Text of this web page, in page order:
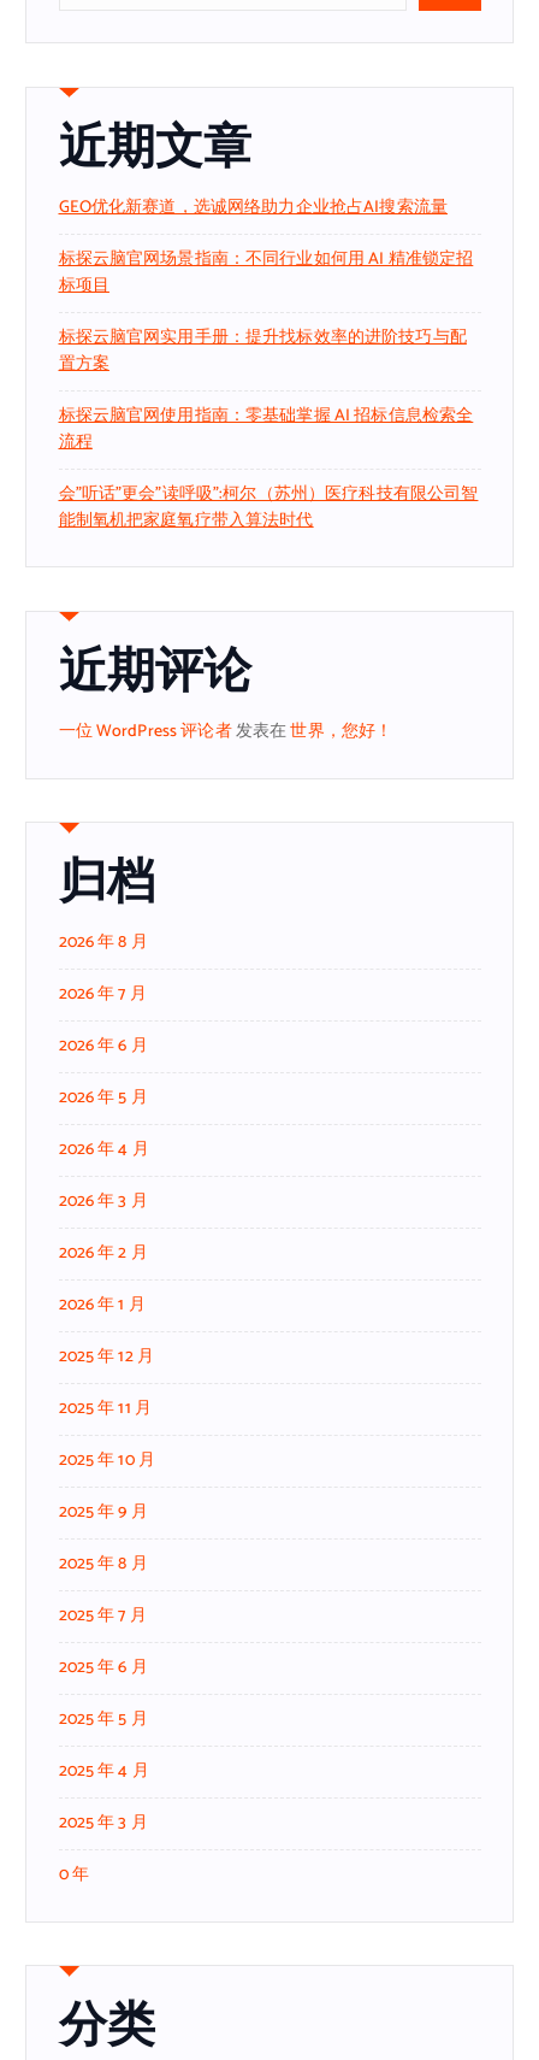
近期文章
GEO优化新赛道，选诚网络助力企业抢占AI搜索流量
标探云脑官网场景指南：不同行业如何用 AI 精准锁定招
标项目
标探云脑官网实用手册：提升找标效率的进阶技巧与配
置方案
标探云脑官网使用指南：零基础掌握 AI 招标信息检索全
流程
会”听话”更会”读呼吸”:柯尔（苏州）医疗科技有限公司智
能制氧机把家庭氧疗带入算法时代
近期评论
一位 WordPress 评论者发表在世界，您好！
归档
2026 年 8 月
2026 年 7 月
2026 年 6 月
2026 年 5 月
2026 年 4 月
2026 年 3 月
2026 年 2 月
2026 年 1 月
2025 年 12 月
2025 年 11 月
2025 年 10 月
2025 年 9 月
2025 年 8 月
2025 年 7 月
2025 年 6 月
2025 年 5 月
2025 年 4 月
2025 年 3 月
0 年
分类